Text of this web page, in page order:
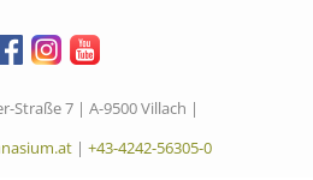
Straße 7 | A-9500 Villach |
| +43-4242-56305-0